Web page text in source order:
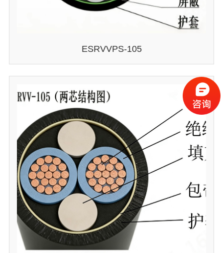
ESRVVPS-105